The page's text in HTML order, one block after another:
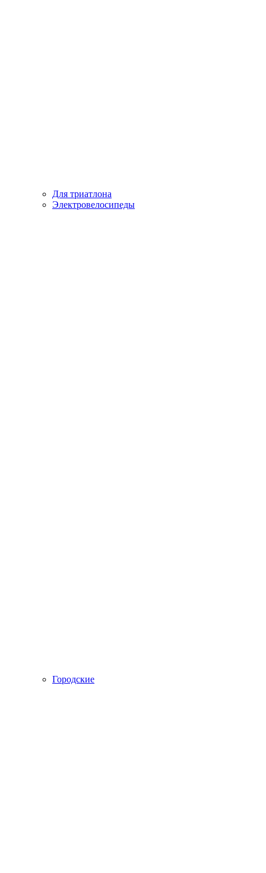
Для триатлона
Электровелосипеды
Городские